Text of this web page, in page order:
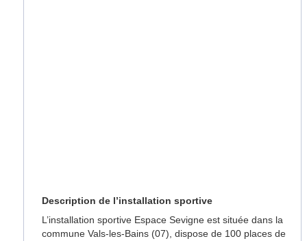
Description de l’installation sportive
L’installation sportive Espace Sevigne est située dans la
commune Vals-les-Bains (07), dispose de 100 places de